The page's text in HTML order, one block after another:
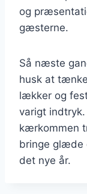
og
gæsterne.
Så næste
husk at
lækker og
varigt
kærkommen
bringe glæde
det nye år.